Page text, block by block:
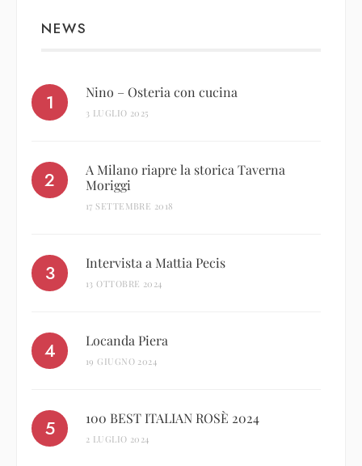
NEWS
Nino – Osteria con cucina
3 LUGLIO 2025
A Milano riapre la storica Taverna
Moriggi
17 SETTEMBRE 2018
Intervista a Mattia Pecis
13 OTTOBRE 2024
Locanda Piera
19 GIUGNO 2024
100 BEST ITALIAN ROSÈ 2024
2 LUGLIO 2024